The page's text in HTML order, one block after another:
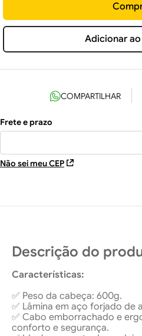
Adicionar
Não sei meu CEP
Descrição do
Características:
✅ Peso da cabeça: 600g.
✅ Lâmina em aço forjado de
✅ Cabo emborrachado e
conforto e segurança.